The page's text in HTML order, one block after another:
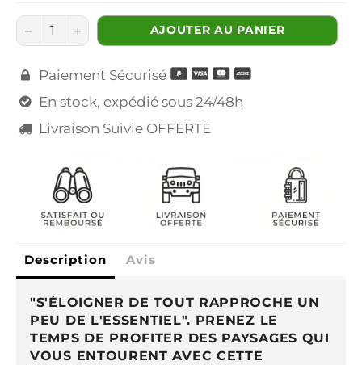
− + AJOUTER AU PANIER
 Paiement Sécurisé
 En stock, expédié sous 24/48h
 Livraison Suivie OFFERTE
Description Avis
"S'ÉLOIGNER DE TOUT RAPPROCHE UN
PEU DE L'ESSENTIEL". PRENEZ LE
TEMPS DE PROFITER DES PAYSAGES QUI
VOUS ENTOURENT AVEC CETTE